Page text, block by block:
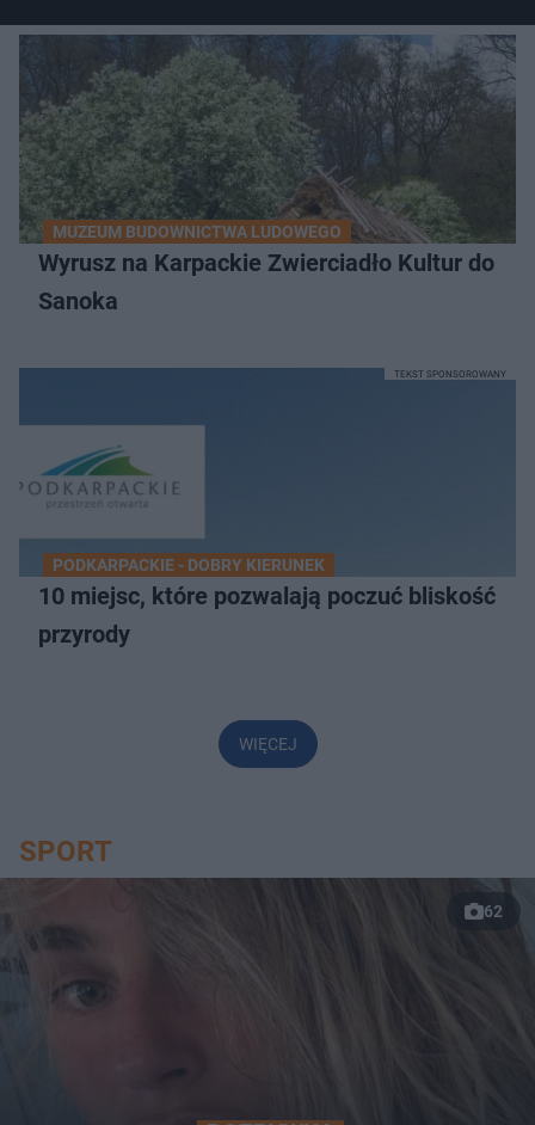
MUZEUM BUDOWNICTWA LUDOWEGO
Wyrusz na Karpackie Zwierciadło Kultur do
Sanoka
PODKARPACKIE - DOBRY KIERUNEK
10 miejsc, które pozwalają poczuć bliskość
przyrody
TEKST SPONSOROWANY
WIĘCEJ
SPORT
62